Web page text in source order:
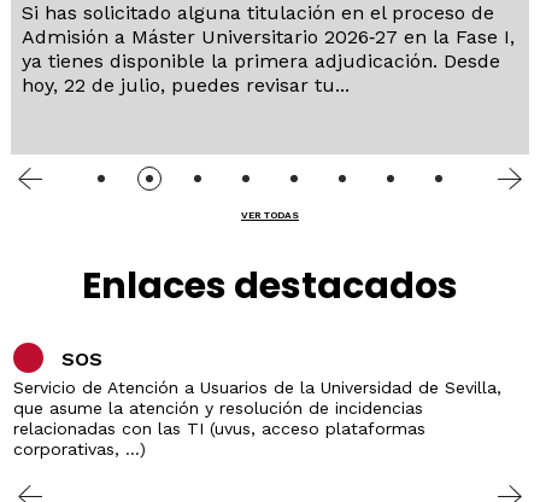
Si has solicitado alguna titulación en el proceso de
Admisión a Máster Universitario 2026‑27 en la Fase I,
ya tienes disponible la primera adjudicación. Desde
hoy, 22 de julio, puedes revisar tu...
VER TODAS
Enlaces destacados
SOS
Servicio de Atención a Usuarios de la Universidad de Sevilla,
que asume la atención y resolución de incidencias
relacionadas con las TI (uvus, acceso plataformas
corporativas, ...)